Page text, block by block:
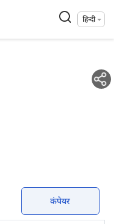
हिन्दी
कंपेयर